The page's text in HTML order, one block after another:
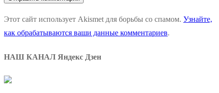
Этот сайт использует Akismet для борьбы со спамом. Узнайте,
как обрабатываются ваши данные комментариев.
НАШ КАНАЛ Яндекс Дзен